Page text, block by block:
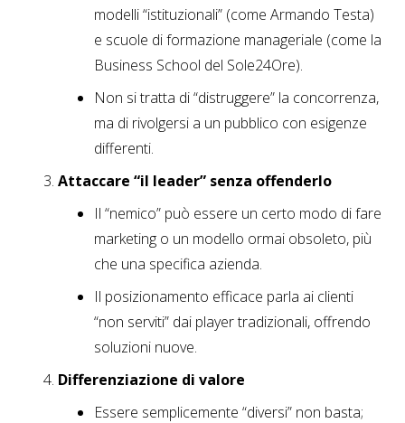
modelli “istituzionali” (come Armando Testa)
e scuole di formazione manageriale (come la
Business School del Sole24Ore).
Non si tratta di “distruggere” la concorrenza,
ma di rivolgersi a un pubblico con esigenze
differenti.
Attaccare “il leader” senza offenderlo
Il “nemico” può essere un certo modo di fare
marketing o un modello ormai obsoleto, più
che una specifica azienda.
Il posizionamento efficace parla ai clienti
“non serviti” dai player tradizionali, offrendo
soluzioni nuove.
Differenziazione di valore
Essere semplicemente “diversi” non basta;